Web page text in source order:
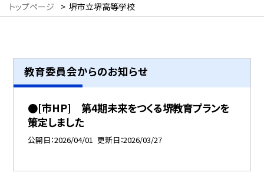
トップページ > 堺市立堺高等学校
教育委員会からのお知らせ
●[市HP] 第4期未来をつくる堺教育プランを
策定しました
公開日 2026/04/01 更新日 2026/03/27